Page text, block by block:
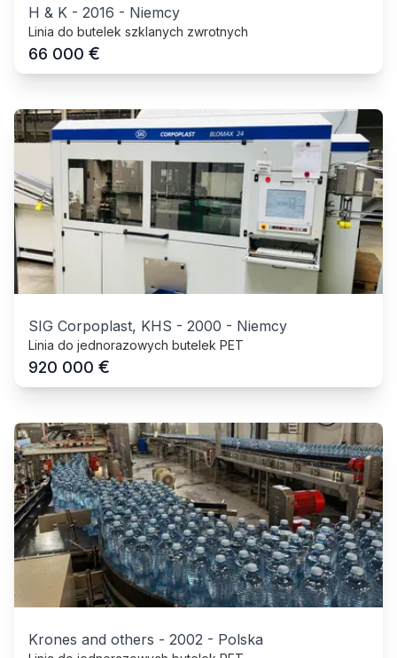
H & K - 2016 - Niemcy
Linia do butelek szklanych zwrotnych
66 000 €
SIG Corpoplast, KHS - 2000 - Niemcy
Linia do jednorazowych butelek PET
920 000 €
Krones and others - 2002 - Polska